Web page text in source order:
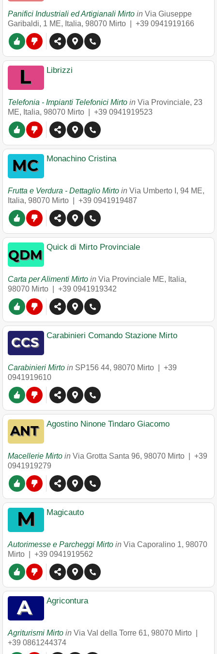
Panifici Industriali ed Artigianali Mirto in Via Giuseppe
Garibaldi, 1 ME, Italia, 98070 Mirto +39 0941919166
Librizzi
Telefonia - Impianti Telefonici Mirto in Via Provinciale, 23
ME, Italia, 98070 Mirto +39 0941919523
Monachino Cristina
Frutta e Verdura - Dettaglio Mirto in Via Umberto I, 94 ME,
Italia, 98070 Mirto +39 0941919487
Quick di Mirto Provinciale
Carta per Alimenti Mirto in Via Provinciale ME, Italia,
98070 Mirto +39 0941919342
Carabinieri Comando Stazione Mirto
Carabinieri Mirto in SP156 44, 98070 Mirto
+39
0941919610
Agostino Ninone Tindaro Giacomo
Macellerie Mirto in Via Grotta Santa 96, 98070 Mirto
+39
0941919279
Magicauto
Autorimesse e Parcheggi Mirto in Via Caporalino 1, 98070
Mirto
+39 0941919562
Agricontura
Agriturismi Mirto in Via Val della Torre 61, 98070 Mirto
+39 0861244374